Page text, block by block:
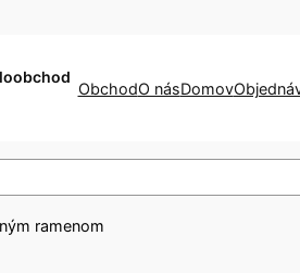
ObchodO násDomov
ramenom